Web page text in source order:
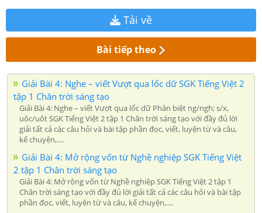
Tải về
Bài tiếp theo
Giải Bài 4: Nghe – viết Vượt qua lốc dữ SGK Tiếng Việt 2
tập 1 Chân trời sáng tạo
Giải Bài 4: Nghe – viết Vượt qua lốc dữ Phân biệt ng/ngh; s/x,
uôc/uôt SGK Tiếng Việt 2 tập 1 Chân trời sáng tạo với đầy đủ lời
giải tất cả các câu hỏi và bài tập phần đọc, viết, luyện từ và câu,
kể chuyện,....
Giải Bài 4: Mở rộng vốn từ Nghề nghiệp SGK Tiếng Việt
2 tập 1 Chân trời sáng tạo
Giải Bài 4: Mở rộng vốn từ Nghề nghiệp SGK Tiếng Việt 2 tập 1
Chân trời sáng tạo với đầy đủ lời giải tất cả các câu hỏi và bài tập
phần đọc, viết, luyện từ và câu, kể chuyện,....